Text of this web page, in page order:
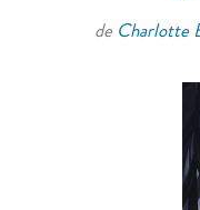
de Charlotte